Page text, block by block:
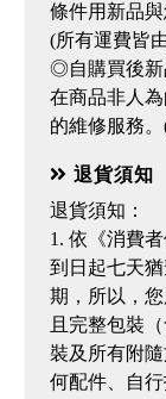
條件用新品與
(所有運費皆
◎自購買後新
在商品非人
的維修服務
退貨須知
退貨須知：
1. 依《消費
到日起七天
期，所以，
且完整包裝
裝及所有附
何配件、自